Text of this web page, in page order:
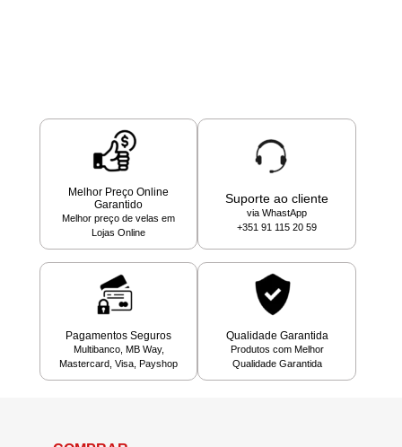
Melhor Preço Online
Garantido
Melhor preço de velas em
Lojas Online
Suporte ao cliente
via WhastApp
+351 91 115 20 59
Pagamentos Seguros
Multibanco, MB Way,
Mastercard, Visa, Payshop
Qualidade Garantida
Produtos com Melhor
Qualidade Garantida